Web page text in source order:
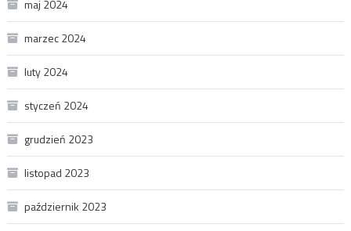
maj 2024
marzec 2024
luty 2024
styczeń 2024
grudzień 2023
listopad 2023
październik 2023